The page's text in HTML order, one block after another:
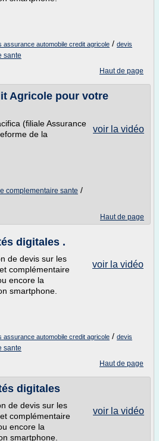
assurance automobile credit agricole / devis
sante
Haut de page
Agricole pour votre
voir la vidéo
(filiale Assurance
de la
complementaire sante /
Haut de page
digitales .
voir la vidéo
de devis sur les
complémentaire
encore la
smartphone.
assurance automobile credit agricole / devis
sante
Haut de page
digitales
voir la vidéo
de devis sur les
complémentaire
encore la
smartphone.